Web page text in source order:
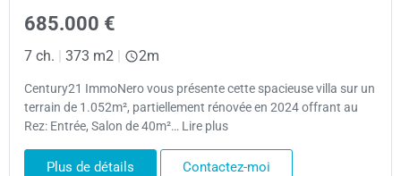
685.000 €
7 ch. | 373 m2 | 2m
Century21 ImmoNero vous présente cette spacieuse villa sur un
terrain de 1.052m², partiellement rénovée en 2024 offrant au
Rez: Entrée, Salon de 40m²… Lire plus
Plus de détails Contactez-moi